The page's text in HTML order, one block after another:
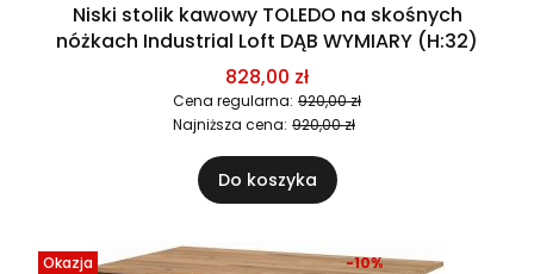
Niski stolik kawowy TOLEDO na skośnych
nóżkach Industrial Loft DĄB WYMIARY (H:32)
828,00 zł
Cena regularna: 920,00 zł
Najniższa cena: 920,00 zł
Do koszyka
Okazja -10%